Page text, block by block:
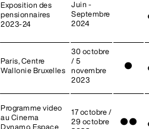
Exposition des
pensionnaires
2023-24
Juin -
Septembre
2024
Paris, Centre
Wallonie Bruxelles
30 octobre
/ 5
novembre
2023
●
Programme video
au Cinema
Dynamo, Espace
17 octobre /
29 octobre
● ●